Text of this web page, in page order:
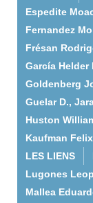
Espedite
Fernandez
Frésan
García Helder
Goldenberg
Guelar D.,
Huston
Kaufman Felix
LES LIENS
Lugones
Mallea